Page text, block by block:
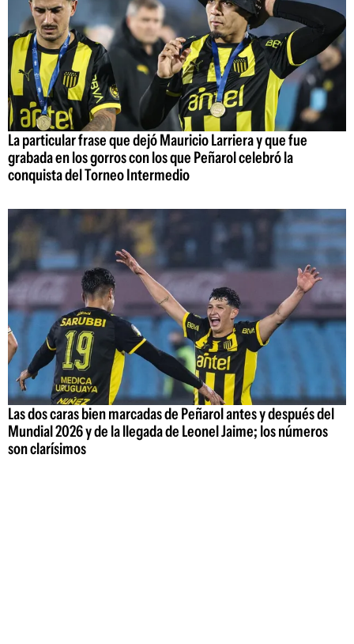
La particular frase que dejó Mauricio Larriera y que fue
grabada en los gorros con los que Peñarol celebró la
conquista del Torneo Intermedio
Las dos caras bien marcadas de Peñarol antes y después del
Mundial 2026 y de la llegada de Leonel Jaime; los números
son clarísimos